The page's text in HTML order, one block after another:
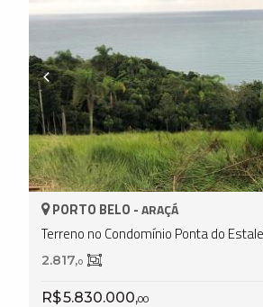
PORTO BELO -ARAÇÁ
Terreno no Condomínio Ponta do
2.817,0
R$ 5.830.000,00